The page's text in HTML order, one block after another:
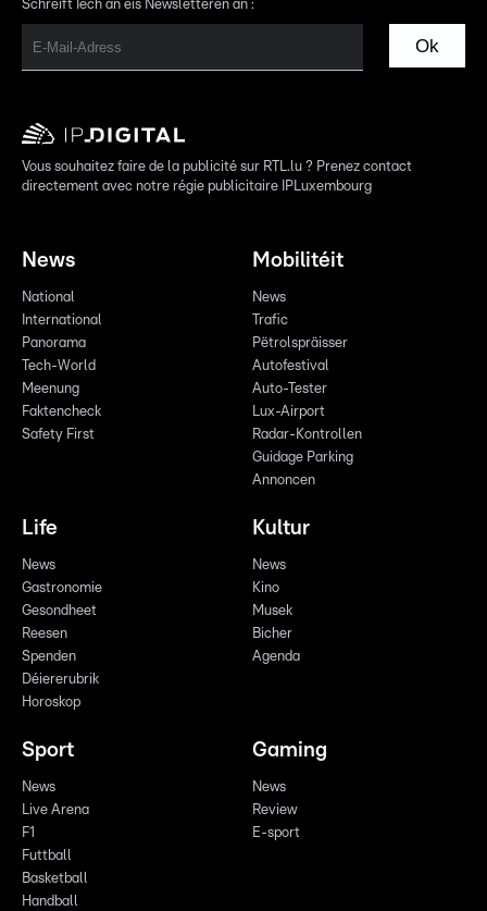
Schreift Iech an eis Newsletteren an :
Ok
Vous souhaitez faire de la publicité sur RTL.lu ? Prenez contact
directement avec notre régie publicitaire IPLuxembourg
News
National
International
Panorama
Tech-World
Meenung
Faktencheck
Safety First
Mobilitéit
News
Trafic
Pëtrolspräisser
Autofestival
Auto-Tester
Lux-Airport
Radar-Kontrollen
Guidage Parking
Annoncen
Life
News
Gastronomie
Gesondheet
Reesen
Spenden
Déiererubrik
Horoskop
Kultur
News
Kino
Musek
Bicher
Agenda
Sport
News
Live Arena
F1
Futtball
Basketball
Handball
Gaming
News
Review
E-sport